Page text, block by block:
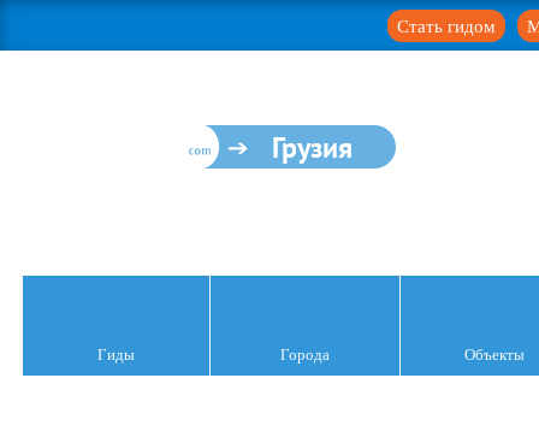
Стать гидом
Грузия
Гиды Города Объекты